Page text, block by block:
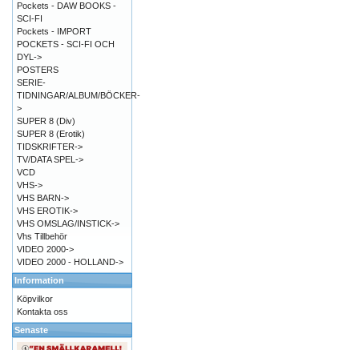
Pockets - DAW BOOKS -
SCI-FI
Pockets - IMPORT
POCKETS - SCI-FI OCH
DYL->
POSTERS
SERIE-
TIDNINGAR/ALBUM/BÖCKER-
>
SUPER 8 (Div)
SUPER 8 (Erotik)
TIDSKRIFTER->
TV/DATA SPEL->
VCD
VHS->
VHS BARN->
VHS EROTIK->
VHS OMSLAG/INSTICK->
Vhs Tillbehör
VIDEO 2000->
VIDEO 2000 - HOLLAND->
Information
Köpvilkor
Kontakta oss
Senaste